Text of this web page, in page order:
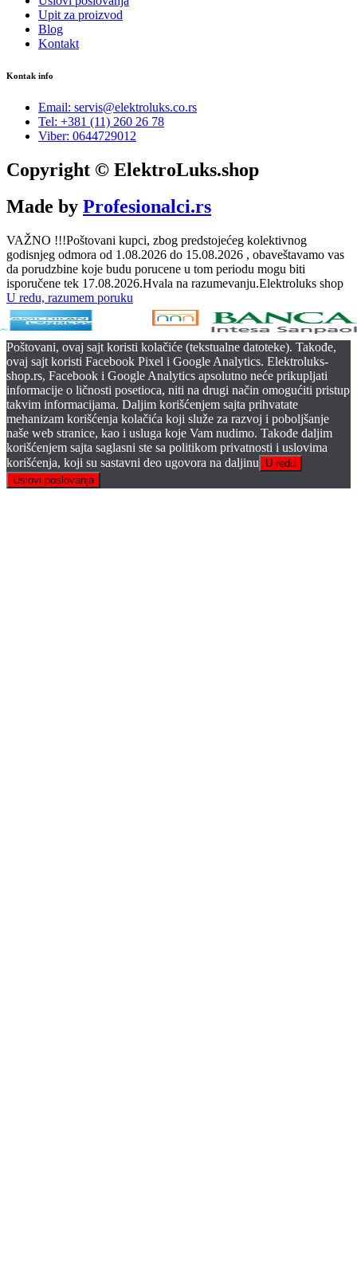
Upit za proizvod
Blog
Kontakt
Kontak info
Email: servis@elektroluks.co.rs
Tel: +381 (11) 260 26 78
Viber: 0644729012
Copyright © ElektroLuks.shop
Made by Profesionalci.rs
VAŽNO !!!Poštovani kupci, zbog predstojećeg kolektivnog
godisnjeg odmora od 1.08.2026 do 15.08.2026 , obaveštavamo vas
da porudzbine koje budu porucene u tom periodu mogu biti
isporučene tek 17.08.2026.Hvala na razumevanju.Elektroluks shop
U redu, razumem poruku
Poštovani, ovaj sajt koristi kolačiće (tekstualne datoteke). Takođe,
ovaj sajt koristi Facebook Pixel i Google Analytics. Elektroluks-
shop.rs, Facebook i Google Analytics apsolutno neće prikupljati
informacije o ličnosti posetioca, niti na drugi način omogućiti pristup
takvim informacijama. Daljim korišćenjem sajta prihvatate
mehanizam korišćenja kolačića koji služe za razvoj i poboljšanje
naše web stranice, kao i usluga koje Vam nudimo. Takođe daljim
korišćenjem sajta saglasni ste sa politikom privatnosti i uslovima
korišćenja, koji su sastavni deo ugovora na daljinu
U redu
Uslovi poslovanja